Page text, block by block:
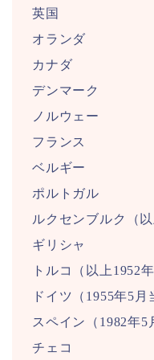
英国
オランダ
カナダ
デンマーク
ノルウェー
フランス
ベルギー
ポルトガル
ルクセンブルク（以
ギリシャ
トルコ（以上1952年
ドイツ（1955年5月
スペイン（1982年5
チェコ